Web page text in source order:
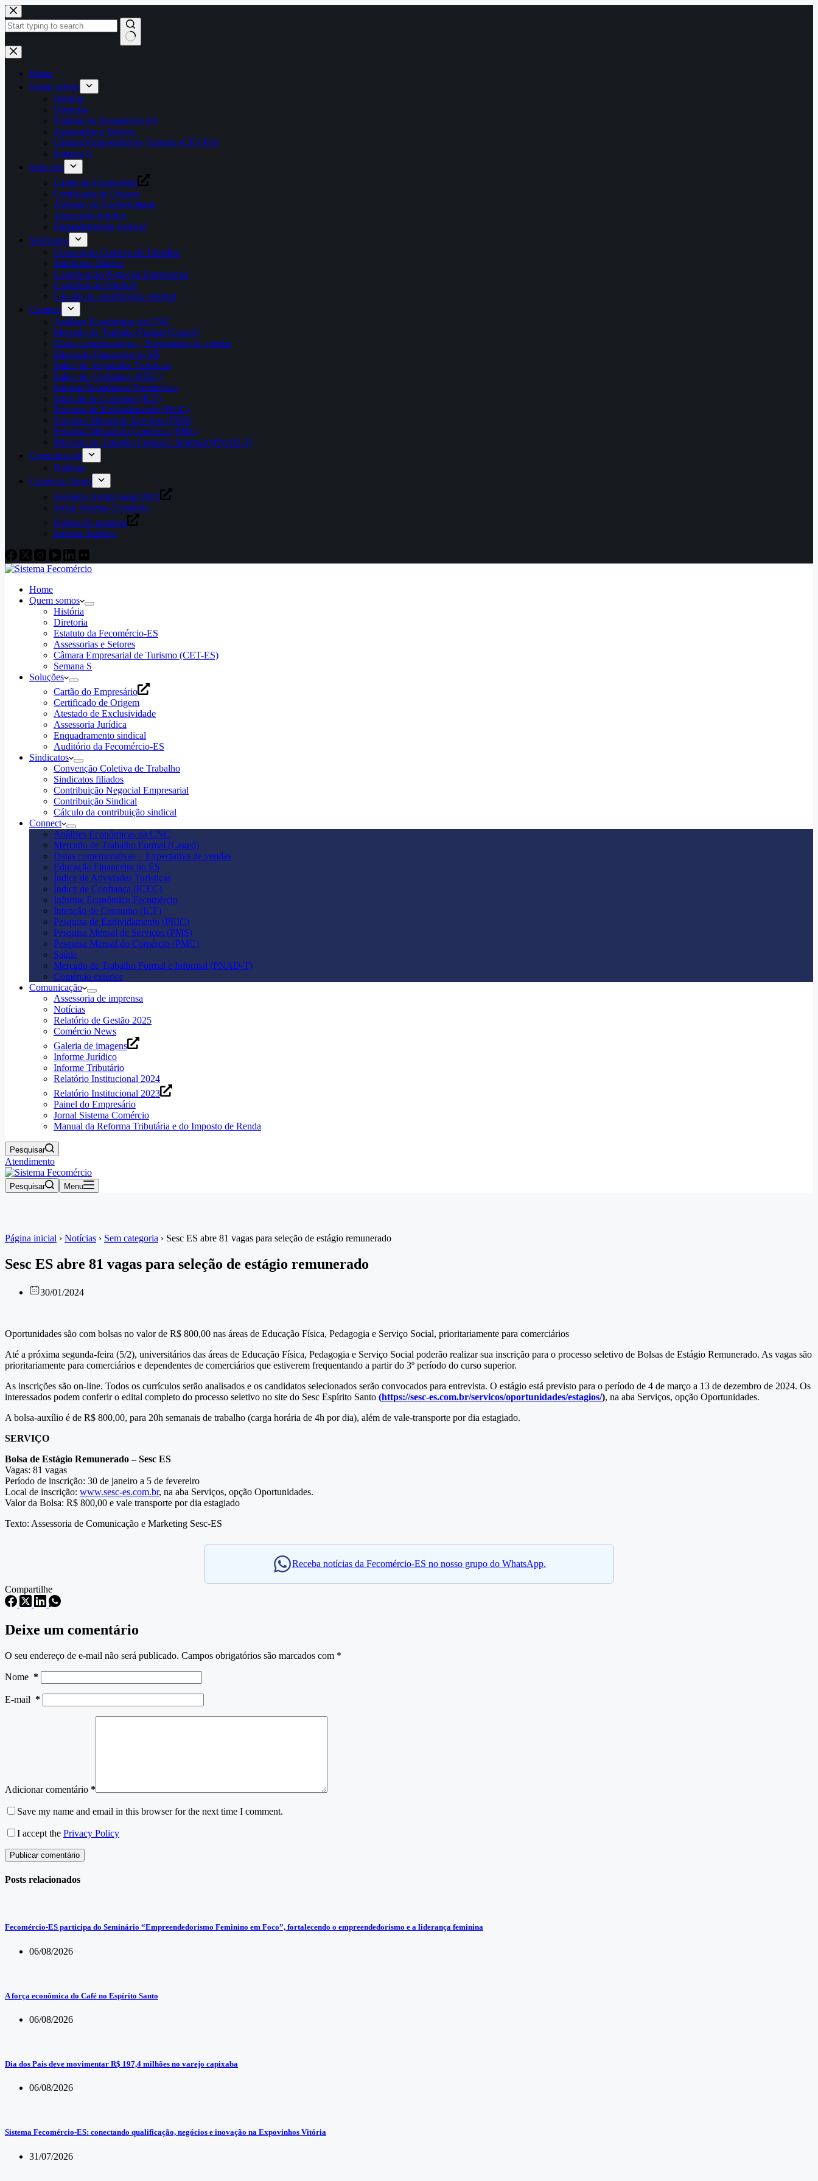
Pular
para
o
Home
Quem somos
História
Diretoria
Estatuto da Fecomércio-ES
Assessorias e Setores
Câmara Empresarial de Turismo (CET-ES)
Semana S
Soluções
Cartão do Empresário
Certificado de Origem
Atestado de Exclusividade
Assessoria Jurídica
Enquadramento sindical
Sindicatos
Convenção Coletiva de Trabalho
Sindicatos filiados
Contribuição Negocial Empresarial
Contribuição Sindical
Cálculo da contribuição sindical
Connect
Análises Econômicas da CNC
Mercado de Trabalho Formal (Caged)
Datas comemorativas – Expectativa de vendas
Educação Financeira no ES
Índice de Atividades Turísticas
Índice de Confiança (ICEC)
Informe Econômico Fecomércio
Intenção de Consumo (ICF)
Pesquisa de Endividamento (PEIC)
Pesquisa Mensal de Serviços (PMS)
Pesquisa Mensal do Comércio (PMC)
Mercado de Trabalho Formal e Informal (PNAD-T)
Comunicação
Notícias
Comércio News
Relatório Institucional 2023
Jornal Sistema Comércio
Galeria de imagens
Informe Jurídico
Home
Quem somos
História
Diretoria
Estatuto da Fecomércio-ES
Assessorias e Setores
Câmara Empresarial de Turismo (CET-ES)
Semana S
Soluções
Cartão do Empresário
Certificado de Origem
Atestado de Exclusividade
Assessoria Jurídica
Enquadramento sindical
Auditório da Fecomércio-ES
Sindicatos
Convenção Coletiva de Trabalho
Sindicatos filiados
Contribuição Negocial Empresarial
Contribuição Sindical
Cálculo da contribuição sindical
Connect
Análises Econômicas da CNC
Mercado de Trabalho Formal (Caged)
Datas comemorativas – Expectativa de vendas
Educação Financeira no ES
Índice de Atividades Turísticas
Índice de Confiança (ICEC)
Informe Econômico Fecomércio
Intenção de Consumo (ICF)
Pesquisa de Endividamento (PEIC)
Pesquisa Mensal de Serviços (PMS)
Pesquisa Mensal do Comércio (PMC)
Saúde
Mercado de Trabalho Formal e Informal (PNAD-T)
Comércio exterior
Comunicação
Assessoria de imprensa
Notícias
Relatório de Gestão 2025
Comércio News
Galeria de imagens
Informe Jurídico
Informe Tributário
Relatório Institucional 2024
Relatório Institucional 2023
Painel do Empresário
Jornal Sistema Comércio
Manual da Reforma Tributária e do Imposto de Renda
Pesquisar
Atendimento
Pesquisar Menu
Página inicial › Notícias › Sem categoria › Sesc ES abre 81 vagas para seleção de estágio remunerado
Sesc ES abre 81 vagas para seleção de estágio remunerado
30/01/2024
Oportunidades são com bolsas no valor de R$ 800,00 nas áreas de Educação Física, Pedagogia e Serviço Social, prioritariamente para comerciários
Até a próxima segunda-feira (5/2), universitários das áreas de Educação Física, Pedagogia e Serviço Social poderão realizar sua inscrição para o processo seletivo de Bolsas de Estágio Remunerado. As vagas são
prioritariamente para comerciários e dependentes de comerciários que estiverem frequentando a partir do 3º período do curso superior.
As inscrições são on-line. Todos os currículos serão analisados e os candidatos selecionados serão convocados para entrevista. O estágio está previsto para o período de 4 de março a 13 de dezembro de 2024. Os
interessados podem conferir o edital completo do processo seletivo no site do Sesc Espírito Santo (https://sesc-es.com.br/servicos/oportunidades/estagios/), na aba Serviços, opção Oportunidades.
A bolsa-auxílio é de R$ 800,00, para 20h semanais de trabalho (carga horária de 4h por dia), além de vale-transporte por dia estagiado.
SERVIÇO
Bolsa de Estágio Remunerado – Sesc ES
Vagas: 81 vagas
Período de inscrição: 30 de janeiro a 5 de fevereiro
Local de inscrição: www.sesc-es.com.br, na aba Serviços, opção Oportunidades.
Valor da Bolsa: R$ 800,00 e vale transporte por dia estagiado
Texto: Assessoria de Comunicação e Marketing Sesc-ES
Receba notícias da Fecomércio-ES no nosso grupo do WhatsApp.
Compartilhe
Deixe um comentário
O seu endereço de e-mail não será publicado. Campos obrigatórios são marcados com *
Nome *
E-mail *
Adicionar comentário *
Save my name and email in this browser for the next time I comment.
I accept the Privacy Policy
Publicar comentário
Posts relacionados
Fecomércio-ES participa do Seminário “Empreendedorismo Feminino em Foco”, fortalecendo o empreendedorismo e a liderança feminina
06/08/2026
A força econômica do Café no Espírito Santo
06/08/2026
Dia dos Pais deve movimentar R$ 197,4 milhões no varejo capixaba
06/08/2026
Sistema Fecomércio-ES: conectando qualificação, negócios e inovação na Expovinhos Vitória
31/07/2026